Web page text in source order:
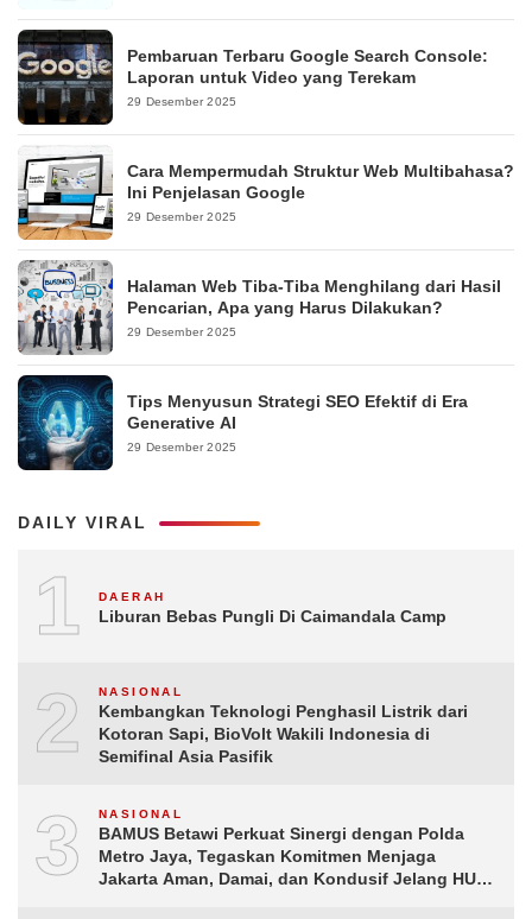
Pembaruan Terbaru Google Search Console:
Laporan untuk Video yang Terekam
29 Desember 2025
Cara Mempermudah Struktur Web Multibahasa?
Ini Penjelasan Google
29 Desember 2025
Halaman Web Tiba-Tiba Menghilang dari Hasil
Pencarian, Apa yang Harus Dilakukan?
29 Desember 2025
Tips Menyusun Strategi SEO Efektif di Era
Generative AI
29 Desember 2025
DAILY VIRAL
1 DAERAH
Liburan Bebas Pungli Di Caimandala Camp
2 NASIONAL
Kembangkan Teknologi Penghasil Listrik dari
Kotoran Sapi, BioVolt Wakili Indonesia di
Semifinal Asia Pasifik
3 NASIONAL
BAMUS Betawi Perkuat Sinergi dengan Polda
Metro Jaya, Tegaskan Komitmen Menjaga
Jakarta Aman, Damai, dan Kondusif Jelang HUT